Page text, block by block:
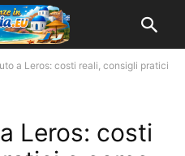
a Leros: costi reali, consigli pratici
Leros: costi